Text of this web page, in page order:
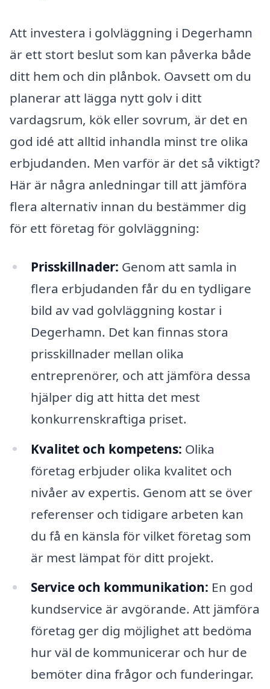
Att investera i golvläggning i Degerhamn
är ett stort beslut som kan påverka både
ditt hem och din plånbok. Oavsett om du
planerar att lägga nytt golv i ditt
vardagsrum, kök eller sovrum, är det en
god idé att alltid inhandla minst tre olika
erbjudanden. Men varför är det så viktigt?
Här är några anledningar till att jämföra
flera alternativ innan du bestämmer dig
för ett företag för golvläggning:
Prisskillnader: Genom att samla in
flera erbjudanden får du en tydligare
bild av vad golvläggning kostar i
Degerhamn. Det kan finnas stora
prisskillnader mellan olika
entreprenörer, och att jämföra dessa
hjälper dig att hitta det mest
konkurrenskraftiga priset.
Kvalitet och kompetens: Olika
företag erbjuder olika kvalitet och
nivåer av expertis. Genom att se över
referenser och tidigare arbeten kan
du få en känsla för vilket företag som
är mest lämpat för ditt projekt.
Service och kommunikation: En god
kundservice är avgörande. Att jämföra
företag ger dig möjlighet att bedöma
hur väl de kommunicerar och hur de
bemöter dina frågor och funderingar.